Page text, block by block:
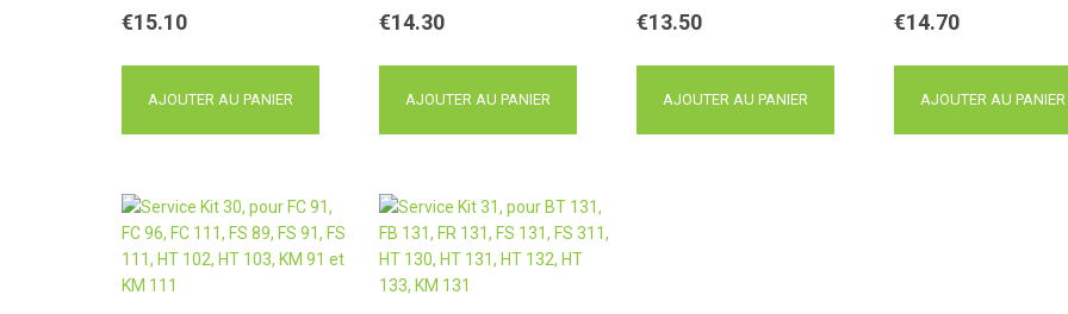
€15.10
AJOUTER AU PANIER
€14.30
AJOUTER AU PANIER
€13.50
AJOUTER AU PANIER
€14.70
AJOUTER AU PANIER